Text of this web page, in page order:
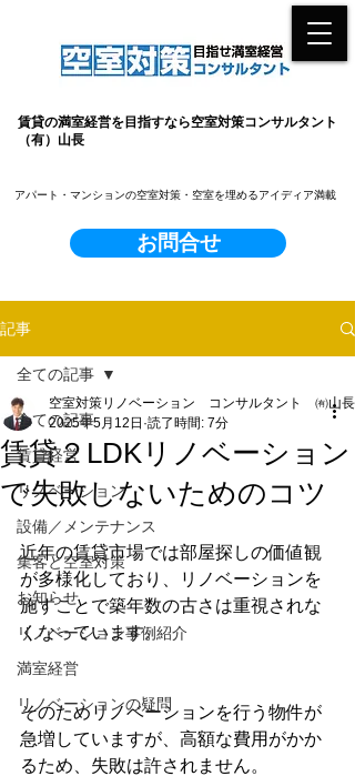
賃貸の満室経営を目指すなら空室対策コンサルタント
（有）山長
お問合せ
​アパート・マンションの空室対策・空室を埋めるアイディア満載
記事
全ての記事
賃貸経営
リノベーション
設備／メンテナンス
集客と空室対策
お知らせ
リノベーション事例紹介
満室経営
リノベーションの疑問
全ての記事
賃貸２LDKリノベーション
で失敗しないためのコツ
空室対策リノベーション コンサルタント ㈲山長
2025年5月12日 読了時間: 7分
近年の賃貸市場では部屋探しの価値観
が多様化しており、リノベーションを
施すことで築年数の古さは重視されな
くなっています。
そのためリノベーションを行う物件が
急増していますが、高額な費用がかか
るため、失敗は許されません。